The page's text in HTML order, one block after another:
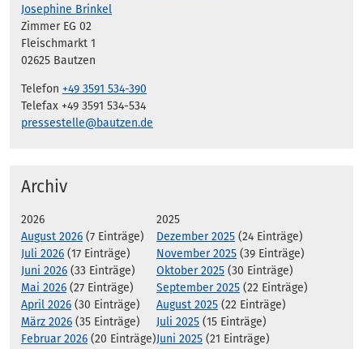
Josephine Brinkel
Zimmer EG 02
Fleischmarkt 1
02625 Bautzen
Telefon +49 3591 534-390
Telefax +49 3591 534-534
pressestelle@bautzen.de
Archiv
2026
August 2026 (7 Einträge)
Juli 2026 (17 Einträge)
Juni 2026 (33 Einträge)
Mai 2026 (27 Einträge)
April 2026 (30 Einträge)
März 2026 (35 Einträge)
Februar 2026 (20 Einträge)
2025
Dezember 2025 (24 Einträge)
November 2025 (39 Einträge)
Oktober 2025 (30 Einträge)
September 2025 (22 Einträge)
August 2025 (22 Einträge)
Juli 2025 (15 Einträge)
Juni 2025 (21 Einträge)